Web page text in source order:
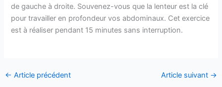
de gauche à droite. Souvenez-vous que la lenteur est la clé
pour travailler en profondeur vos abdominaux. Cet exercice
est à réaliser pendant 15 minutes sans interruption.
← Article précédent Article suivant →